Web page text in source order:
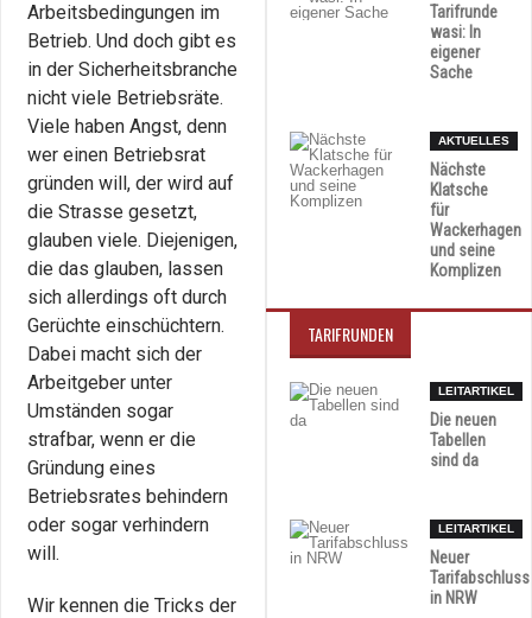
Arbeitsbedingungen im
Betrieb. Und doch gibt es
in der Sicherheitsbranche
nicht viele Betriebsräte.
Viele haben Angst, denn
wer einen Betriebsrat
gründen will, der wird auf
die Strasse gesetzt,
glauben viele. Diejenigen,
die das glauben, lassen
sich allerdings oft durch
Gerüchte einschüchtern.
Dabei macht sich der
Arbeitgeber unter
Umständen sogar
strafbar, wenn er die
Gründung eines
Betriebsrates behindern
oder sogar verhindern
will.
Wir kennen die Tricks der
Tarifrunde
wasi: In
eigener
Sache
AKTUELLES
Nächste
Klatsche
für
Wackerhagen
und seine
Komplizen
TARIFRUNDEN
LEITARTIKEL
Die neuen
Tabellen
sind da
LEITARTIKEL
Neuer
Tarifabschluss
in NRW